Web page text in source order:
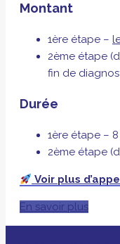
Montant
1ère étape –
2ème étape
fin de
Durée
1ère étape –
2ème étape
Voir plus
En savoir plus